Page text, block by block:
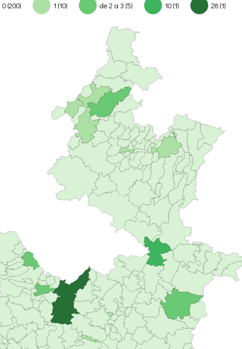
0 (200) 1 (10) de 2 a 3 (5) 10 (1) 28 (1)